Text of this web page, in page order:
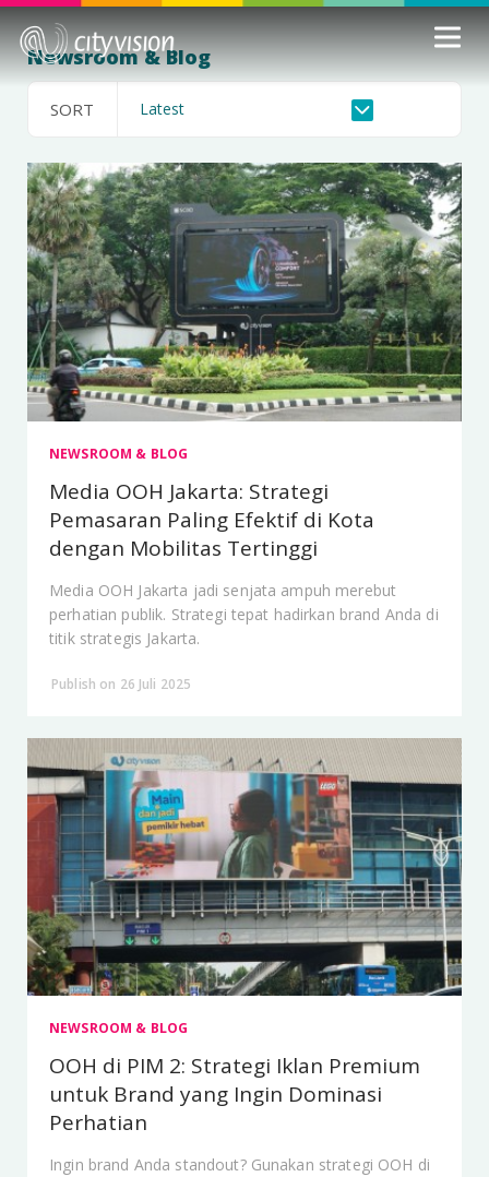
Newsroom & Blog
SORT
NEWSROOM & BLOG
Media OOH Jakarta: Strategi
Pemasaran Paling Efektif di Kota
dengan Mobilitas Tertinggi
Media OOH Jakarta jadi senjata ampuh merebut
perhatian publik. Strategi tepat hadirkan brand Anda di
titik strategis Jakarta.
Publish on 26 Juli 2025
NEWSROOM & BLOG
OOH di PIM 2: Strategi Iklan Premium
untuk Brand yang Ingin Dominasi
Perhatian
Ingin brand Anda standout? Gunakan strategi OOH di